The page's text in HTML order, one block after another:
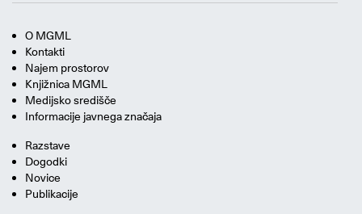
O MGML
Kontakti
Najem prostorov
Knjižnica MGML
Medijsko središče
Informacije javnega značaja
Razstave
Dogodki
Novice
Publikacije